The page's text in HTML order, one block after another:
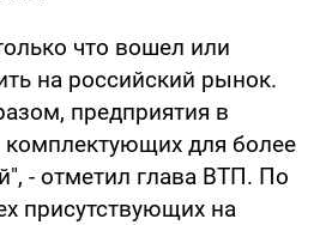
что вошел или
на российский рынок.
предприятия в
комплектующих для более
- отметил глава ВТП. По
присутствующих на